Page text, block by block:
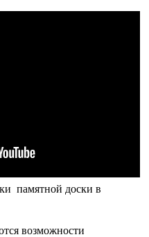
памятной доски в
возможности